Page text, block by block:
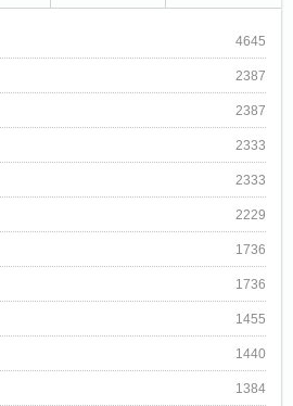
4645
2387
2387
2333
2333
2229
1736
1736
1455
1440
1384